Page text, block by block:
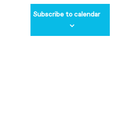
Subscribe to calendar